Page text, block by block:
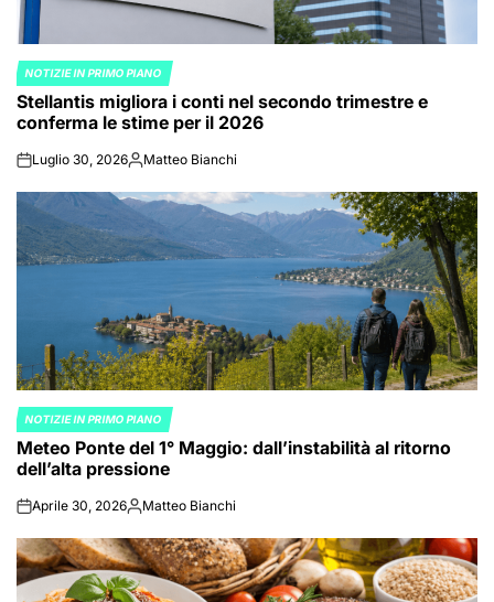
POSTED
IN
NOTIZIE IN PRIMO PIANO
Stellantis migliora i conti nel secondo trimestre e
conferma le stime per il 2026
onLuglio 30, 2026Posted
Matteo Bianchi
POSTED
IN
NOTIZIE IN PRIMO PIANO
Meteo Ponte del 1° Maggio: dall’instabilità al ritorno
dell’alta pressione
onAprile 30, 2026Posted
Matteo Bianchi